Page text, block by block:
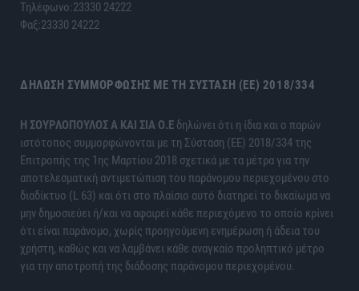
Τηλέφωνο:23330 24222
Φαξ:23330 24222
ΔΉΛΩΣΗ ΣΥΜΜΌΡΦΩΣΗΣ ΜΕ ΤΗ ΣΎΣΤΑΣΗ (ΕΕ) 2018/334
H ΣΟΥΡΛΟΠΟΥΛΟΣ Α ΚΑΙ ΣΙΑ Ο.Ε δηλώνει ότι η ίδια και ο παρών
ιστότοπος συμμορφώνονται με τη Σύσταση (ΕΕ) 2018/334 της
Επιτροπής της 1ης Μαρτίου 2018 σχετικά με τα μέτρα για την
αποτελεσματική αντιμετώπιση του παράνομου περιεχομένου στο
διαδίκτυο (L 63) και ότι στο πλαίσιο αυτό διατηρεί το δικαίωμα να
μην δημοσιεύει ή/και να αφαιρεί κάθε περιεχόμενο το οποίο κρίνει
ότι είναι παράνομο, χωρίς προηγούμενη ενημέρωση ή άδεια του
χρήστη, καθώς και να λαμβάνει κάθε αναγκαίο προληπτικό μέτρο
για την αποτροπή της διάδοσης παράνομου περιεχομένου.